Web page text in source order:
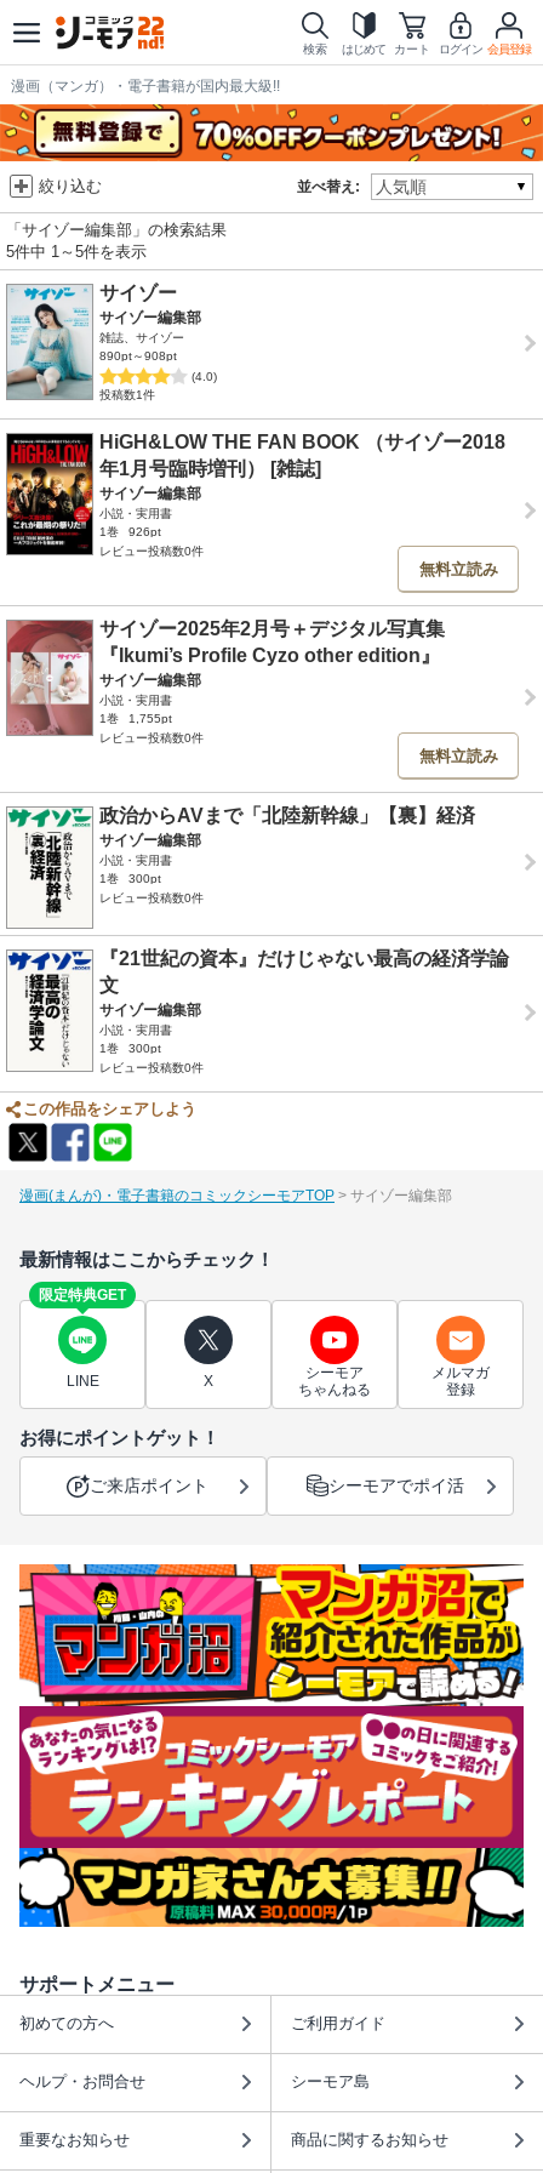
検索 はじめて カート ログイン 会員登録
漫画（マンガ）・電子書籍が国内最大級!!
並べ替え:
絞り込む
「サイゾー編集部」の検索結果
5件中 1～5件を表示
サイゾー
サイゾー編集部
雑誌、サイゾー
890pt～908pt
(4.0)
投稿数1件
HiGH&LOW THE FAN BOOK （サイゾー2018
年1月号臨時増刊） [雑誌]
サイゾー編集部
小説・実用書
1巻
926pt
レビュー投稿数0件
無料立読み
サイゾー2025年2月号＋デジタル写真集
『Ikumi’s Profile Cyzo other edition』
サイゾー編集部
小説・実用書
1巻
1,755pt
レビュー投稿数0件
無料立読み
政治からAVまで「北陸新幹線」【裏】経済
サイゾー編集部
小説・実用書
1巻
300pt
レビュー投稿数0件
『21世紀の資本』だけじゃない最高の経済学論
文
サイゾー編集部
小説・実用書
1巻
300pt
レビュー投稿数0件
この作品をシェアしよう
漫画(まんが)・電子書籍のコミックシーモアTOP サイゾー編集部
最新情報はここからチェック！
限定特典GET
LINE X
シーモア
ちゃんねる
メルマガ
登録
お得にポイントゲット！
ご来店ポイント シーモアでポイ活
サポートメニュー
初めての方へ ご利用ガイド
ヘルプ・お問合せ シーモア島
重要なお知らせ 商品に関するお知らせ